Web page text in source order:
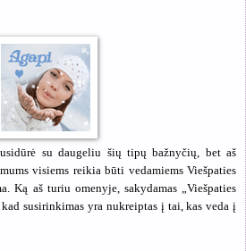
su daugeliu šių tipų bažnyčių, bet aš
visiems reikia būti vedamiems Viešpaties
Ką aš turiu omenyje, sakydamas „Viešpaties
susirinkimas yra nukreiptas į tai, kas veda į